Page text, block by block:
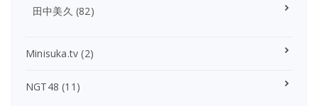
田中美久 (82)
Minisuka.tv (2)
NGT48 (11)